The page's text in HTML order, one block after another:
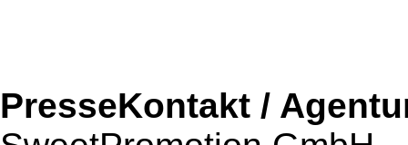
PresseKontakt /